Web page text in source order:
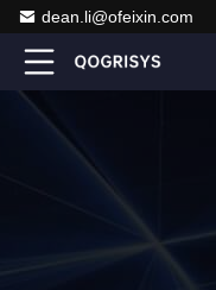
dean.li@ofeixin.com